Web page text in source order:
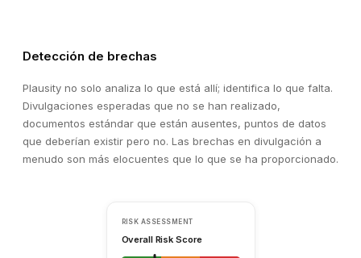
Detección de brechas
Plausity no solo analiza lo que está allí; identifica lo que falta.
Divulgaciones esperadas que no se han realizado,
documentos estándar que están ausentes, puntos de datos
que deberían existir pero no. Las brechas en divulgación a
menudo son más elocuentes que lo que se ha proporcionado.